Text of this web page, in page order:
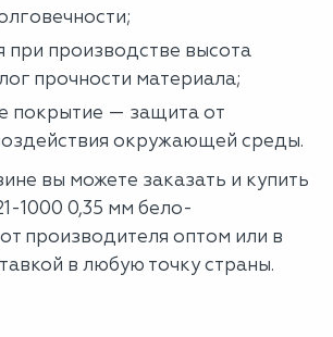
при производстве высота
прочности материала;
покрытие — защита от
окружающей среды.
вы можете заказать и купить
1000 0,35 мм бело-
производителя оптом или в
в любую точку страны.